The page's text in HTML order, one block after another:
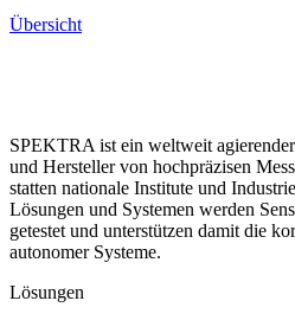
Übersicht
SPEKTRA ist ein weltweit
und Hersteller von hochpräzisen
statten nationale Institute und
Lösungen und Systemen werden
getestet und unterstützen damit die
autonomer Systeme.
Lösungen